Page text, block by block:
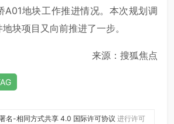
A01地块工作推进情况。本次规划调
块项目又向前推进了一步。
来源：搜狐焦点
名-相同方式共享 4.0 国际许可协议 进行许可